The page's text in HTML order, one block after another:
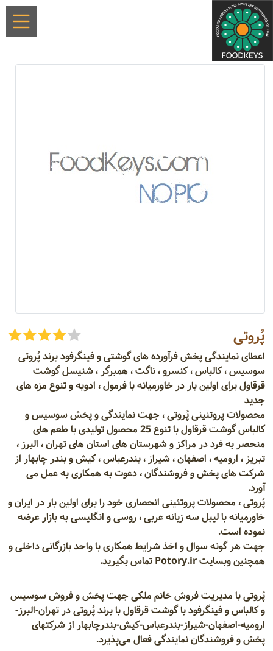
پُروتی
اعطای نمایندگی پخش فرآورده های گوشتی و فینگرفود برند پُروتی
سوسیس ، کالباس ، کنسرو ، ناگت ، همبرگر ، شنیسل گوشت
قرقاول برای اولین بار در خاورمیانه با فرمول ، ادویه و تنوع مزه های
جدید
محصولات پروتئینی پُروتی ، جهت نمایندگی و پخش سوسیس و
کالباس گوشت قرقاول با تنوع 25 محصول تولیدی با طعم های
منحصر به فرد در مراکز و شهرستان های استان های تهران ، البرز ،
تبریز ، ارومیه ، اصفهان ، شیراز ، بندرعباس ، کیش و بندر چابهار از
شرکت های پخش و فروشندگان ، دعوت به همکاری به عمل می
آورد.
پُروتی ، محصولات پروتئینی انحصاری خود را برای اولین بار در ایران و
خاورمیانه با لیبل سه زبانه عربی ، روسی و انگلیسی به بازار عرضه
نموده است.
جهت هر گونه سوال و اخذ شرایط همکاری با واحد بازرگانی داخلی و
همچنین وبسایت Potory.ir تماس بگیرید.
پُروتی با مدیریت فروش خانم ملکیجهت پخش و فروش سوسیس
و کالباس و فینگرفود با گوشت قرقاول با برند پُروتی در تهران-البرز-
ارومیه-اصفهان-شیراز-بندرعباس-کیش-بندرچابهار از شرکتهای
پخش و فروشندگان نمایندگی فعال می‌پذیرد.